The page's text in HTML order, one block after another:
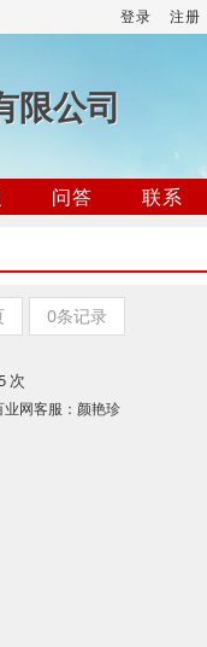
登录 注册
限公司
问答
联系
0条记录
次
网客服：颜艳珍